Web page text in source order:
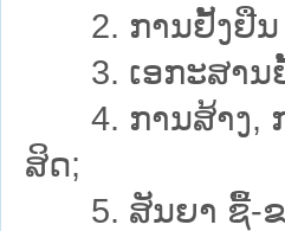
2. ການຢັ້ງຢືນ ກ
3. ເອກະສານ
4. ການສ້າງ, ກ
ສິດ;
5. ສັນຍາ ຊື້-ຂ